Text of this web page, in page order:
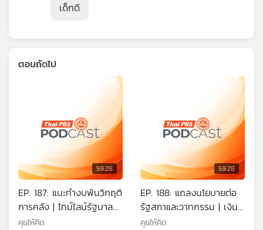
เด็กดี
ตอนถัดไป
59:28
EP. 187: แนะทำงบพ้นวิกฤติ
การคลัง | ไทม์ไลน์รัฐบาลอุ๊
งอิ๊งทำอะไร ? | รถไฟฟ้า 20
คุยให้คิด
59:28
EP. 188: แถลงนโยบายต่อ
รัฐสภาและวาทกรรม | เงิน
ดิจิทัลพร้อมแจกหรือไม่ |
คุยให้คิด